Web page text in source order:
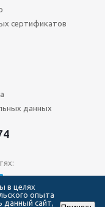
сертификатов
данных
в целях
опыта
данный сайт,